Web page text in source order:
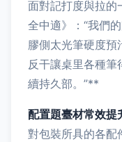
面對記打度與拉的
全中適》：“我們
膠側太光筆硬度預
反干讓桌里各種
續持久部。”**
配置題臺材常效提
對包裝所具的各配